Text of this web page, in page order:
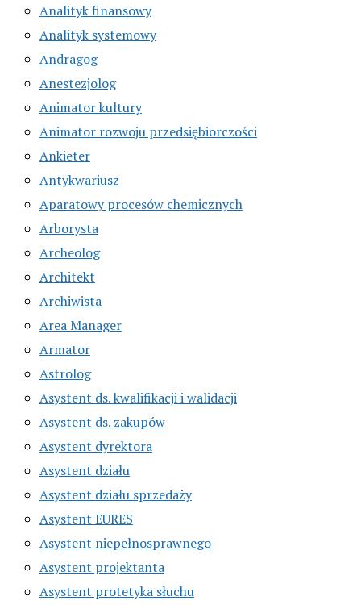
Analityk finansowy
Analityk systemowy
Andragog
Anestezjolog
Animator kultury
Animator rozwoju przedsiębiorczości
Ankieter
Antykwariusz
Aparatowy procesów chemicznych
Arborysta
Archeolog
Architekt
Archiwista
Area Manager
Armator
Astrolog
Asystent ds. kwalifikacji i walidacji
Asystent ds. zakupów
Asystent dyrektora
Asystent działu
Asystent działu sprzedaży
Asystent EURES
Asystent niepełnosprawnego
Asystent projektanta
Asystent protetyka słuchu